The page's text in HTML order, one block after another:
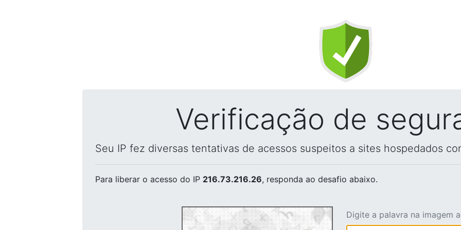
Verificação de
Seu IP fez diversas tentativas de acessos suspeitos a sites hospedados
Para liberar o acesso do IP 216.73.216.26, responda ao desafio abaixo.
Digite a palavra na imagem